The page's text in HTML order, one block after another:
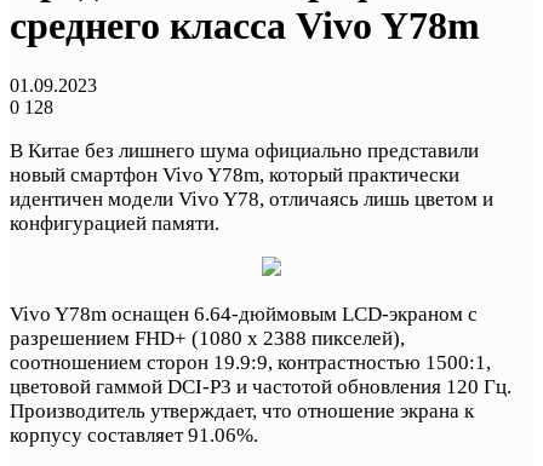
среднего класса Vivo Y78m
01.09.2023
0 128
В Китае без лишнего шума официально представили
новый смартфон Vivo Y78m, который практически
идентичен модели Vivo Y78, отличаясь лишь цветом и
конфигурацией памяти.
Vivo Y78m оснащен 6.64-дюймовым LCD-экраном с
разрешением FHD+ (1080 x 2388 пикселей),
соотношением сторон 19.9:9, контрастностью 1500:1,
цветовой гаммой DCI-P3 и частотой обновления 120 Гц.
Производитель утверждает, что отношение экрана к
корпусу составляет 91.06%.